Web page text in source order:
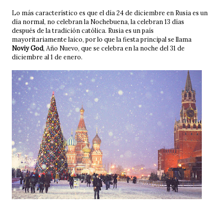
Lo más característico es que el día 24 de diciembre en Rusia es un
día normal, no celebran la Nochebuena, la celebran 13 días
después de la tradición católica. Rusia es un país
mayoritariamente laico, por lo que la fiesta principal se llama
Noviy God, Año Nuevo, que se celebra en la noche del 31 de
diciembre al 1 de enero.